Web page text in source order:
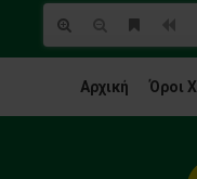
Αρχική Όροι